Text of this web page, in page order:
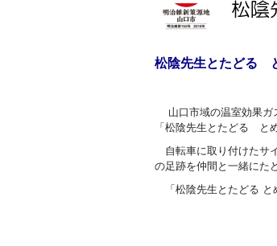
松陰先生とたどる
山口市域の温室効果
「松陰先生とたどる と
自転車に取り付けたサ
の足跡を仲間と一緒にた
「松陰先生とたどる と